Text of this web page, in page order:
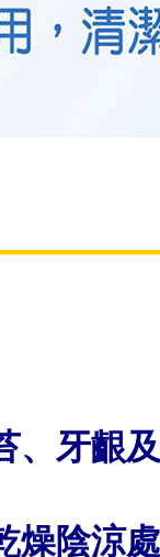
、牙齦
燥陰涼